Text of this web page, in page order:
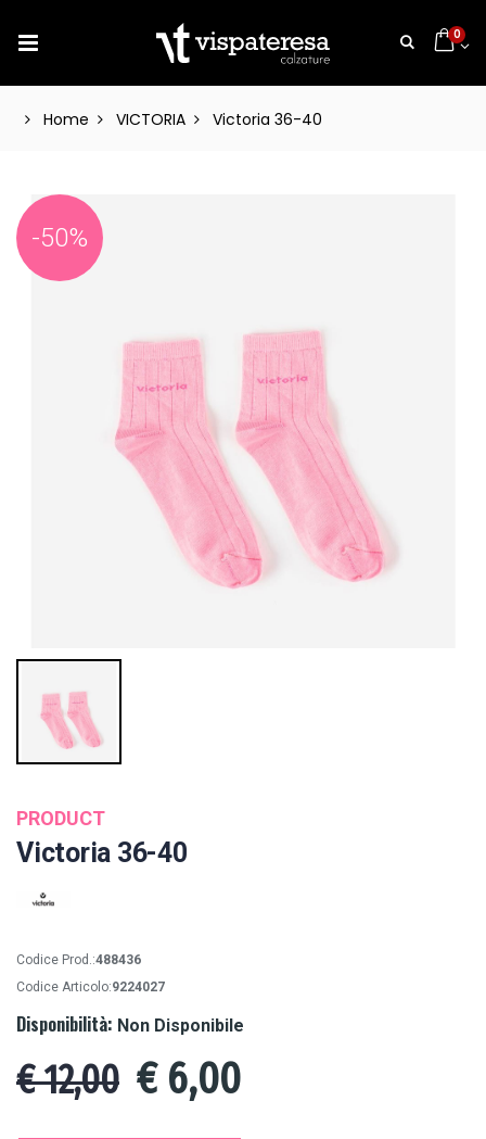
0
Home VICTORIA Victoria 36-40
-50%
PRODUCT
Victoria 36-40
Codice Prod.:488436
Codice Articolo:9224027
Disponibilità: Non Disponibile
€ 12,00 € 6,00